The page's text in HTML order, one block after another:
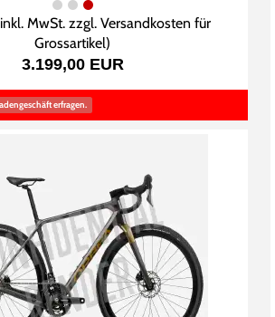
MwSt. zzgl. Versandkosten für
Grossartikel)
3.199,00 EUR
erfragen.